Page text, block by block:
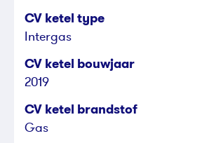
CV ketel type
Intergas
CV ketel bouwjaar
2019
CV ketel brandstof
Gas